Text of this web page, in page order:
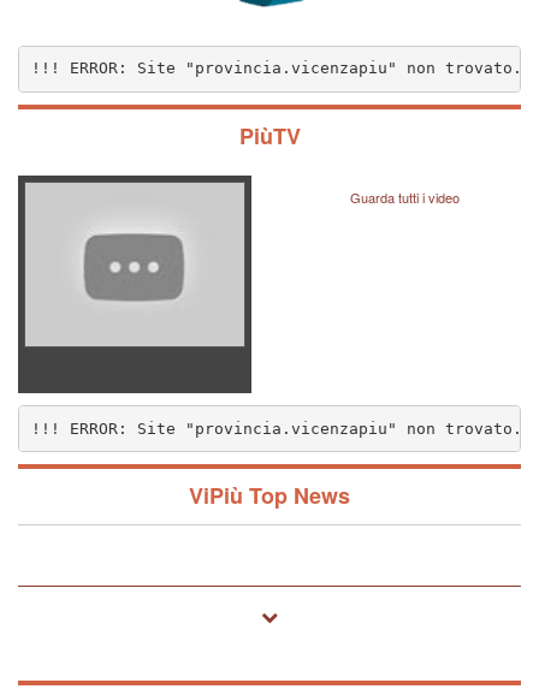
non trovato.. (1572)
!!! ERROR: Site "provincia.vicenzapiu" non trovato..
PiùTV
Guarda tutti i video
!!! ERROR: Site "provincia.vicenzapiu" non trovato..
ViPiù Top News